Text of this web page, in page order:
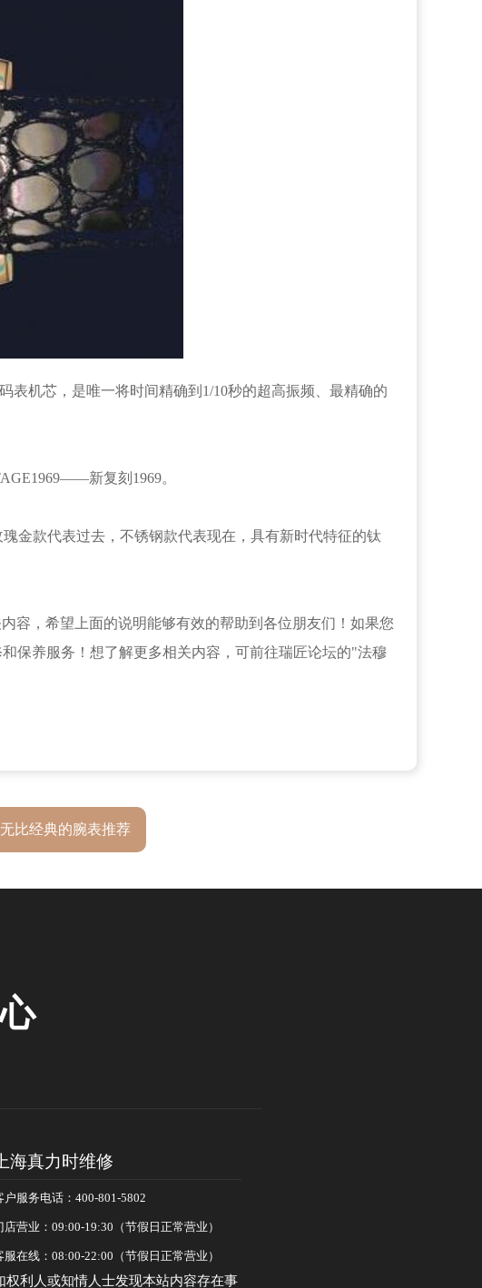
机芯，是唯一将时间精确到1/10秒的超高振频、最精确的
新复刻1969。
金款代表过去，不锈钢款代表现在，具有新时代特征的钛
容，希望上面的说明能够有效的帮助到各位朋友们！如果您
保养服务！想了解更多相关内容，可前往瑞匠论坛的"法穆
比经典的腕表推荐
上海真力时维修
户服务电话：400-801-5802
店营业：09:00-19:30（节假日正常营业）
服在线：08:00-22:00（节假日正常营业）
权利人或知情人士发现本站内容存在事